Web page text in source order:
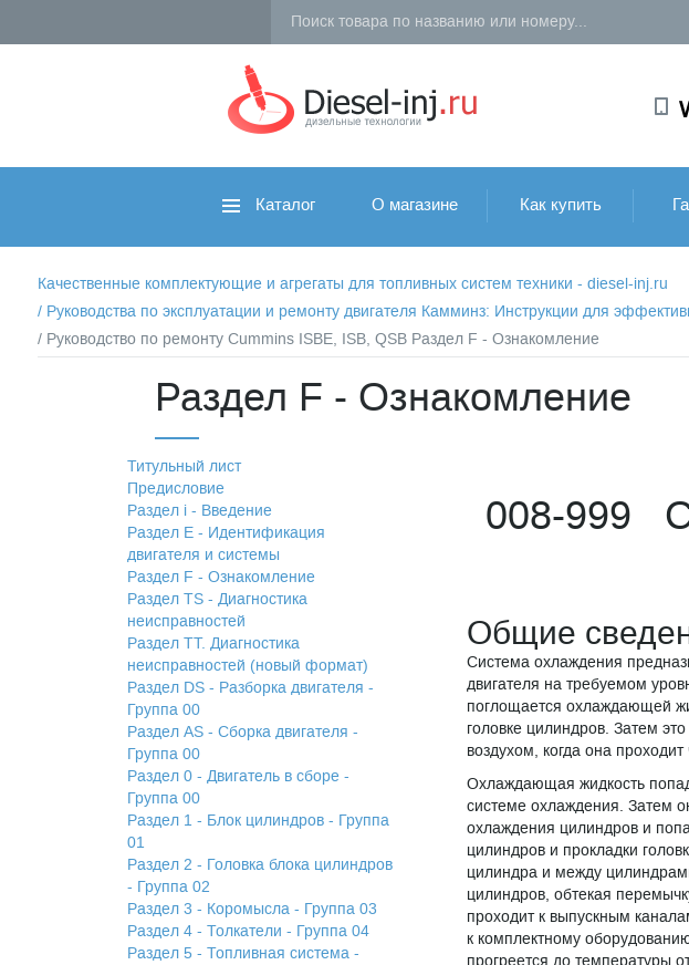
Каталог О магазине Как купить
Качественные комплектующие и агрегаты для топливных систем техники - diesel-inj.ru
/ Руководства по эксплуатации и ремонту двигателя Камминз: Инструкции для
/ Руководство по ремонту Cummins ISBE, ISB, QSB Раздел F - Ознакомление
Раздел F - Ознакомление
Титульный лист
Предисловие
Раздел i - Введение
Раздел Е - Идентификация
двигателя и системы
Раздел F - Ознакомление
Раздел TS - Диагностика
неисправностей
Раздел TТ. Диагностика
неисправностей (новый формат)
Раздел DS - Разборка двигателя -
Группа 00
Раздел АS - Сборка двигателя -
Группа 00
Раздел 0 - Двигатель в сборе -
Группа 00
Раздел 1 - Блок цилиндров - Группа
01
Раздел 2 - Головка блока цилиндров
- Группа 02
Раздел 3 - Коромысла - Группа 03
Раздел 4 - Толкатели - Группа 04
Раздел 5 - Топливная система -
008-999
Общие
Система охлаждения
двигателя на требуемом
поглощается охлаждающей
головке цилиндров. Затем
воздухом, когда она
Охлаждающая жидкость
системе охлаждения. Затем
охлаждения цилиндров и
цилиндров и прокладки
цилиндра и между
цилиндров, обтекая
проходит к выпускным
к комплектному